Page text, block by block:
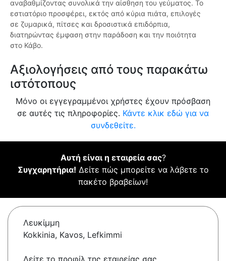
αναβαθμίζοντας συνολικά την αίσθηση του γεύματος. Το
εστιατόριο προσφέρει, εκτός από κύρια πιάτα, επιλογές
σε ζυμαρικά, πίτσες και δροσιστικά επιδόρπια,
διατηρώντας έμφαση στην παράδοση και την ποιότητα
στο Κάβο.
Αξιολογήσεις από τους παρακάτω
ιστότοπους
Μόνο οι εγγεγραμμένοι χρήστες έχουν πρόσβαση
σε αυτές τις πληροφορίες. Κάντε κλικ εδώ για να
συνδεθείτε.
Αυτή είναι η εταιρεία σας?
Συγχαρητήρια! Δείτε πώς μπορείτε να λάβετε το
πακέτο βραβείων!
Λευκίμμη
Kokkinia, Kavos, Lefkimmi